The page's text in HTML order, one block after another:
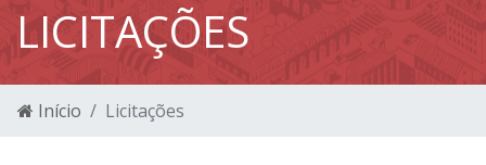
LICITAÇÕES
Início Licitações